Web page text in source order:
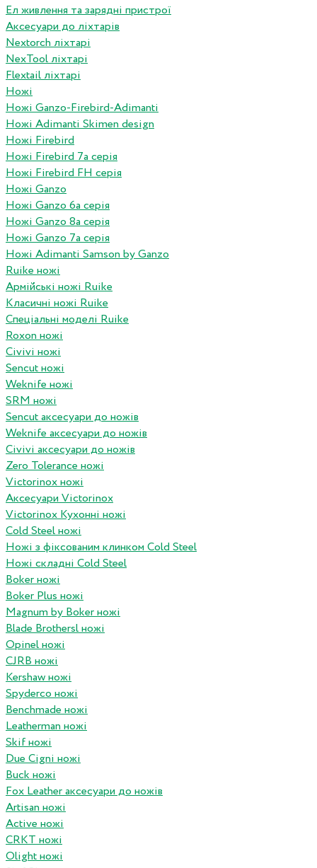
Ел живлення та зарядні пристрої
Аксесуари до ліхтарів
Nextorch ліхтарі
NexTool ліхтарі
Flextail ліхтарі
Ножі
Ножі Ganzo-Firebird-Adimanti
Ножі Adimanti Skimen design
Ножі Firebird
Ножі Firebird 7а серія
Ножі Firebird FH серія
Ножі Ganzo
Ножі Ganzo 6а серія
Ножі Ganzo 8а серія
Ножі Ganzo 7а серія
Ножі Adimanti Samson by Ganzo
Ruike ножі
Армійські ножі Ruike
Класичні ножі Ruike
Спеціальні моделі Ruike
Roxon ножi
Civivi ножі
Sencut ножі
Weknife ножі
SRM ножі
Sencut аксесуари до ножів
Weknife аксесуари до ножів
Civivi аксесуари до ножів
Zero Tolerance ножі
Victorinox ножі
Аксесуари Victorinox
Victorinox Кухонні ножі
Cold Steel ножі
Ножі з фіксованим клинком Cold Steel
Ножі складні Cold Steel
Boker ножі
Boker Plus ножі
Magnum by Boker ножі
Blade Brothersl ножі
Opinel ножі
CJRB ножі
Kershaw ножі
Spyderco ножі
Benchmade ножі
Leatherman ножі
Skif ножі
Due Cigni ножі
Buck ножі
Fox Leather аксесуари до ножів
Artisan ножі
Active ножі
CRKT ножі
Olight ножі